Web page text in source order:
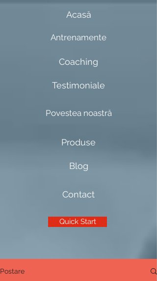
Acasă
Antrenamente
Coaching
Testimoniale
Produse
Blog
Quick Start
Povestea noastră
Contact
Postare